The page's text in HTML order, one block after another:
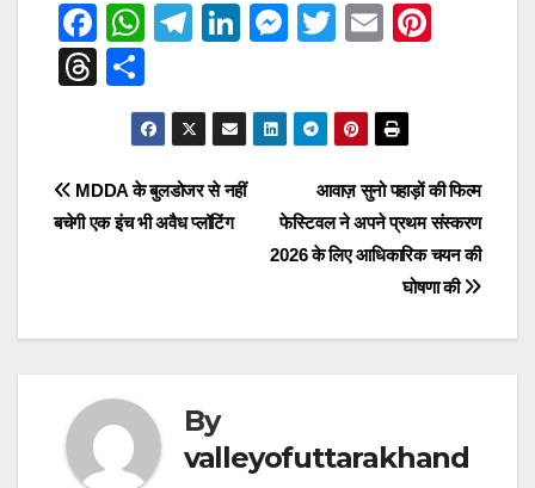
F
a
c
b
o
W
at
s
A
p
T
e
gr
a
m
Li
k
e
dI
M
ss
e
g
er
T
tt
er
E
ail
st
T
hr
a
d
h
ar
e
Post
navigation
आवाज़ सुनो पहाड़ों की फिल्म
फेस्टिवल ने अपने प्रथम संस्करण
2026 के लिए आधिकारिक चयन की
घोषणा की
MDDA के बुलडोजर से नहीं
बचेगी एक इंच भी अवैध प्लॉटिंग
By
valleyofuttarakhand